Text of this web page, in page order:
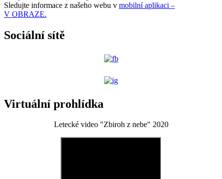
Sledujte informace z našeho webu v mobilní aplikaci –
V OBRAZE.
Sociální sítě
Virtuální prohlídka
Letecké video "Zbiroh z nebe" 2020